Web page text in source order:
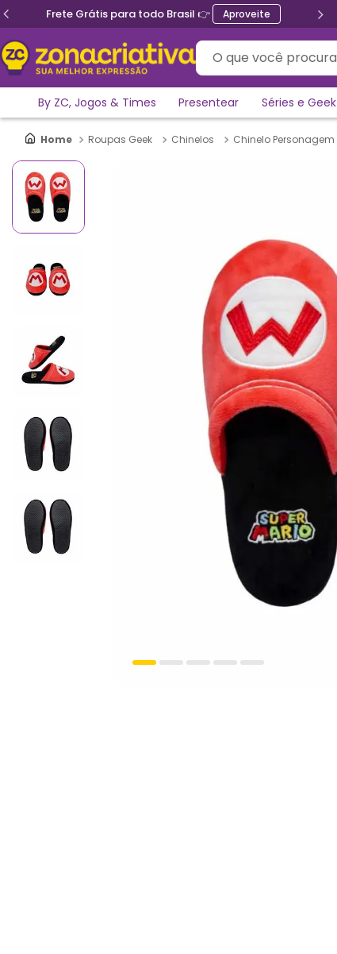
Ganhe 5% de desconto no PIX
O que você procura?
By ZC, Jogos & Times Presentear Séries e Geek
Roupas Geek Chinelos Chinelo Personagem